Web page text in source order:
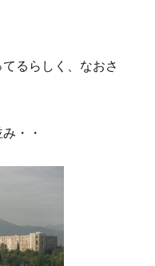
るらしく、なおさ
・・